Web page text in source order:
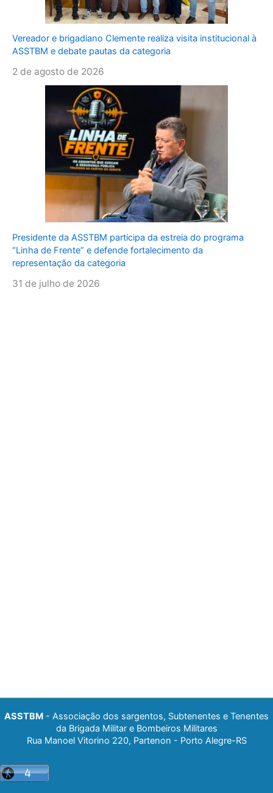
Vereador e brigadiano Clemente realiza visita institucional à
ASSTBM e debate pautas da categoria
2 de agosto de 2026
Presidente da ASSTBM participa da estreia do programa
“Linha de Frente” e defende fortalecimento da
representação da categoria
31 de julho de 2026
ASSTBM - Associação dos sargentos, Subtenentes e Tenentes
da Brigada Militar e Bombeiros Militares
Rua Manoel Vitorino 220, Partenon - Porto Alegre-RS